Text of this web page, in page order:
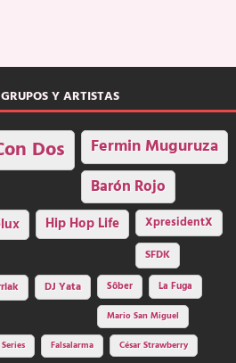
Y ARTISTAS
Dos Fermin Muguruza
Barón Rojo
Hip Hop Life
XpresidentX
SFDK
DJ Yata Sôber
La Fuga
Mario San Miguel
Falsalarma César Strawberry